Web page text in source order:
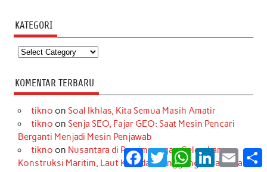
KATEGORI
Kategori
KOMENTAR TERBARU
tikno on Soal Ikhlas, Kita Semua Masih Amatir
tikno on Senja SEO, Fajar GEO: Saat Mesin Pencari
Berganti Menjadi Mesin Penjawab
tikno on Nusantara di Persimpangan Gelombang:
Konstruksi Maritim, Laut Kita, dan Tanggung Jawab Kita
Facebook
TwitterWhatsApp
LinkedInEmail